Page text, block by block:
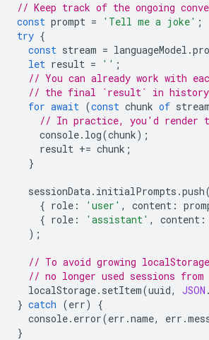
// Keep track of the ongoing
const prompt = 'Tell me a joke' ;
try {
const stream = languageModel .
let result = '' ;
// You can already work with
// the final `result` in
for await (const chunk of stream
// In practice, you'd render
console. log(chunk);
result += chunk ;
}
sessionData. initialPrompts .push(
{ role : 'user' , content :
{ role : 'assistant' , content :
);
// To avoid growing
// no longer used sessions
localStorage. setItem(uuid, JSON .
} catch (err)
{
console. error(err .name, err .
}